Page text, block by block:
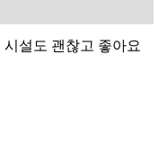
설도 괜찮고 좋아요